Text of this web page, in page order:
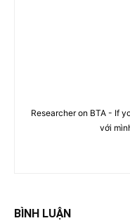
Researcher on BTA - If
với
BÌNH LUẬN